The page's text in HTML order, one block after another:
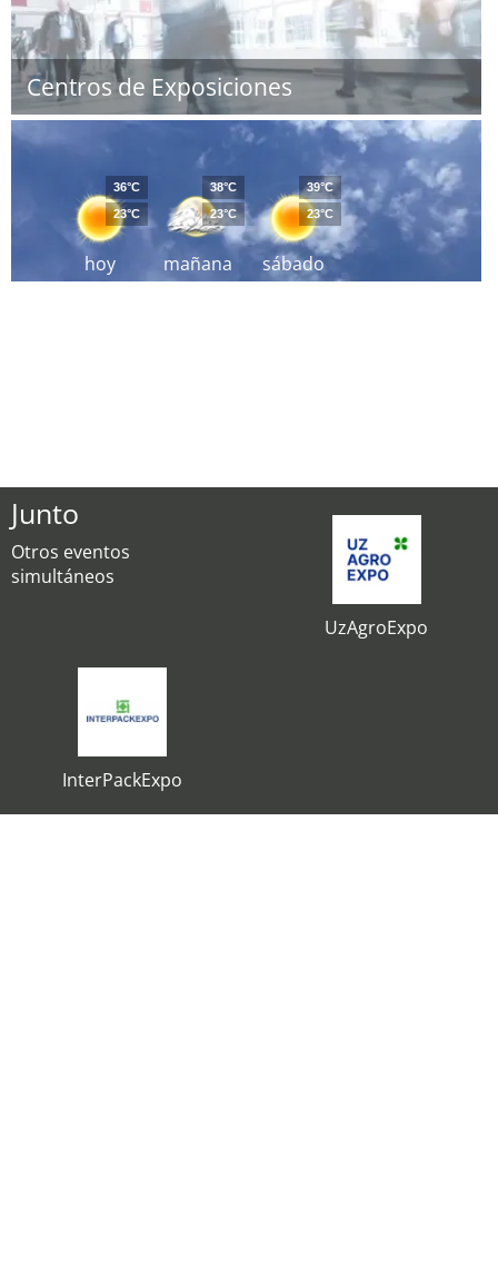
Centros de Exposiciones
hoy
36°C
23°C
mañana
38°C
23°C
sábado
39°C
23°C
Junto
Otros eventos
simultáneos
UzAgroExpo
InterPackExpo